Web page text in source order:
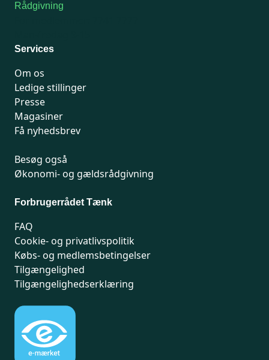
Rådgivning
Services
Om os
Ledige stillinger
Presse
Magasiner
Få nyhedsbrev
Besøg også
Økonomi- og gældsrådgivning
Forbrugerrådet Tænk
FAQ
Cookie- og privatlivspolitik
Købs- og medlemsbetingelser
Tilgængelighed
Tilgængelighedserklæring